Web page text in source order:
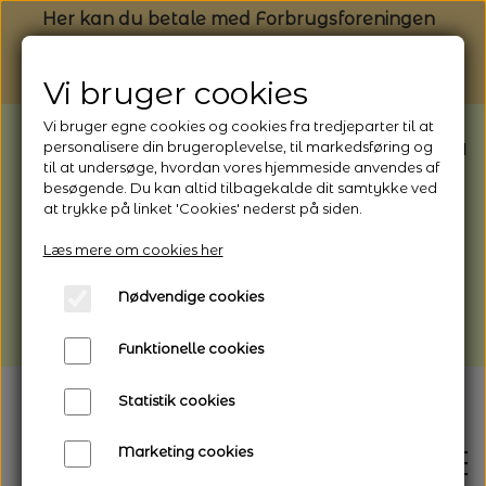
Her kan du betale med Forbrugsforeningen
BEMÆRK: Butikken har ferielukket* fra
1/8 - 9/8 - 2026
*Webshoppen er åben og sender hele
afhentning
Vi gør opmærksom på, at der kan være lidt
længere leveringstid
Vi bruger cookies
Vi bruger egne cookies og cookies fra tredjeparter til at
personalisere din brugeroplevelse, til markedsføring og
til at undersøge, hvordan vores hjemmeside anvendes af
besøgende. Du kan altid tilbagekalde dit samtykke ved
at trykke på linket 'Cookies' nederst på siden.
Læs mere om cookies her
Nødvendige cookies
Funktionelle cookies
Statistik cookies
Marketing cookies